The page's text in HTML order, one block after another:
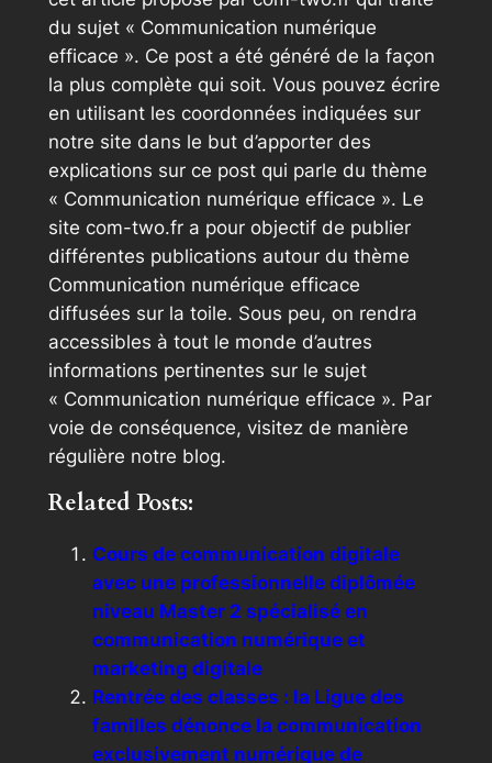
du sujet « Communication numérique
efficace ». Ce post a été généré de la façon
la plus complète qui soit. Vous pouvez écrire
en utilisant les coordonnées indiquées sur
notre site dans le but d’apporter des
explications sur ce post qui parle du thème
« Communication numérique efficace ». Le
site com-two.fr a pour objectif de publier
différentes publications autour du thème
Communication numérique efficace
diffusées sur la toile. Sous peu, on rendra
accessibles à tout le monde d’autres
informations pertinentes sur le sujet
« Communication numérique efficace ». Par
voie de conséquence, visitez de manière
régulière notre blog.
Related Posts:
Cours de communication digitale
avec une professionnelle diplômée
niveau Master 2 spécialisé en
communication numérique et
marketing digitale
Rentrée des classes : la Ligue des
familles dénonce la communication
exclusivement numérique de